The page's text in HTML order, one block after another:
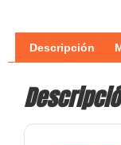
Descripción